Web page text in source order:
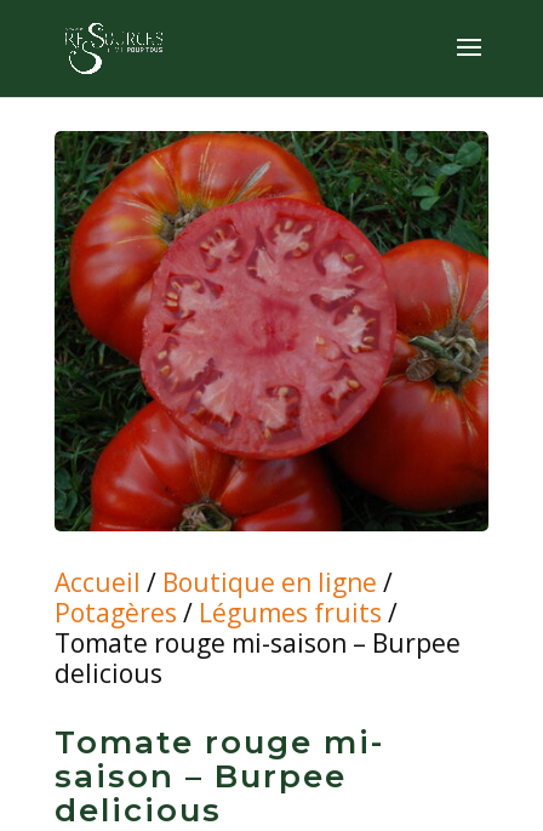
Accueil / Boutique en ligne /
Potagères / Légumes fruits /
Tomate rouge mi-saison – Burpee
delicious
Tomate rouge mi-
saison – Burpee
delicious